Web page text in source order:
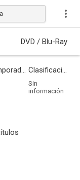
DVD / Blu-Ray
Temporadas Clasificación por edades
Sin
información